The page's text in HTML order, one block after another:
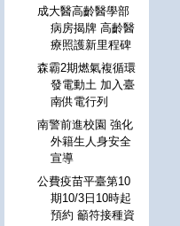
成大醫高齡醫學部
病房揭牌 高齡醫
療照護新里程碑
森霸2期燃氣複循環
發電動土 加入臺
南供電行列
南警前進校園 強化
外籍生人身安全
宣導
公費疫苗平臺第10
期10/3日10時起
預約 籲符接種資